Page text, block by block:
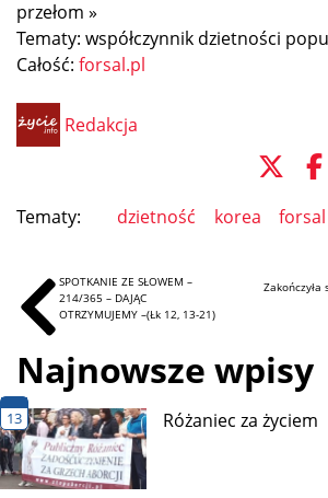
przełom »
Tematy: współczynnik dzietności
Całość: forsal.pl
Redakcja
Tematy: dzietność korea
SPOTKANIE ZE SŁOWEM –
214/365 – DAJĄC
OTRZYMUJEMY –(Łk 12, 13-21)
Najnowsze wpisy
13 Różaniec za życiem